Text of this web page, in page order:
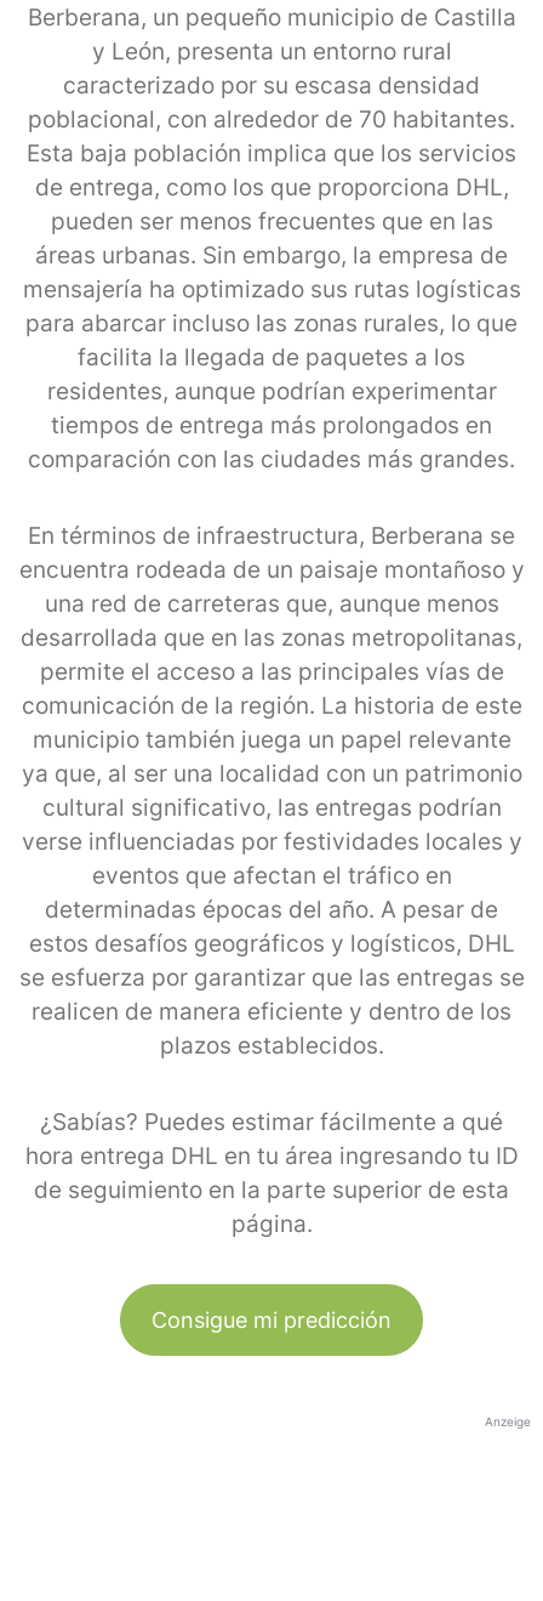
Berberana, un pequeño municipio de Castilla
y León, presenta un entorno rural
caracterizado por su escasa densidad
poblacional, con alrededor de 70 habitantes.
Esta baja población implica que los servicios
de entrega, como los que proporciona DHL,
pueden ser menos frecuentes que en las
áreas urbanas. Sin embargo, la empresa de
mensajería ha optimizado sus rutas logísticas
para abarcar incluso las zonas rurales, lo que
facilita la llegada de paquetes a los
residentes, aunque podrían experimentar
tiempos de entrega más prolongados en
comparación con las ciudades más grandes.
En términos de infraestructura, Berberana se
encuentra rodeada de un paisaje montañoso y
una red de carreteras que, aunque menos
desarrollada que en las zonas metropolitanas,
permite el acceso a las principales vías de
comunicación de la región. La historia de este
municipio también juega un papel relevante
ya que, al ser una localidad con un patrimonio
cultural significativo, las entregas podrían
verse influenciadas por festividades locales y
eventos que afectan el tráfico en
determinadas épocas del año. A pesar de
estos desafíos geográficos y logísticos, DHL
se esfuerza por garantizar que las entregas se
realicen de manera eficiente y dentro de los
plazos establecidos.
¿Sabías? Puedes estimar fácilmente a qué
hora entrega DHL en tu área ingresando tu ID
de seguimiento en la parte superior de esta
página.
Consigue mi predicción
Anzeige